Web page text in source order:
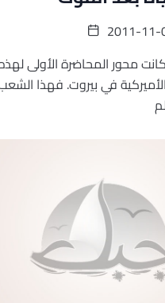
2011-11-
كانت محور المحاضرة الأولى
في بيروت. فهذا